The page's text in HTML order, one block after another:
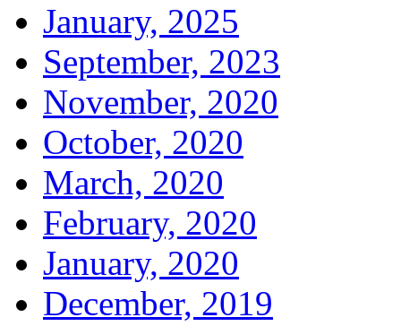
January, 2025
September, 2023
November, 2020
October, 2020
March, 2020
February, 2020
January, 2020
December, 2019